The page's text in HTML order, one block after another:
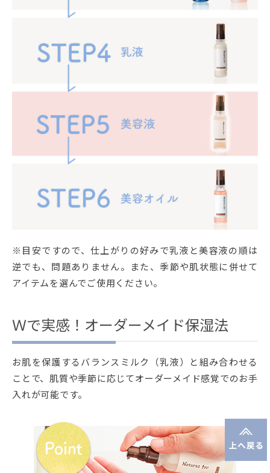
※目安ですので、仕上がりの好みで乳液と美容液の順は
逆でも、問題ありません。また、季節や肌状態に併せて
アイテムを選んでご使用ください。
Ｗで実感！オーダーメイド保湿法
お肌を保護するバランスミルク（乳液）と組み合わせる
ことで、肌質や季節に応じてオーダーメイド感覚でのお手
入れが可能です。